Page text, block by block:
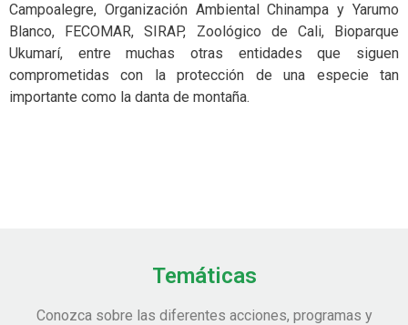
Campoalegre, Organización Ambiental Chinampa y Yarumo
Blanco, FECOMAR, SIRAP, Zoológico de Cali, Bioparque
Ukumarí, entre muchas otras entidades que siguen
comprometidas con la protección de una especie tan
importante como la danta de montaña.
Temáticas
Conozca sobre las diferentes acciones, programas y